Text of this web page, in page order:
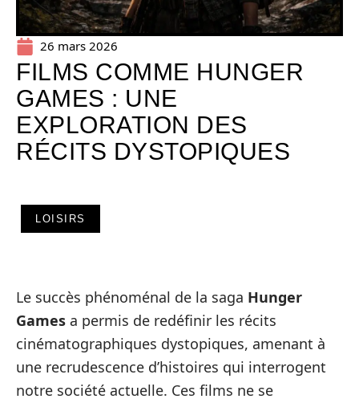
26 mars 2026
FILMS COMME HUNGER
GAMES : UNE
EXPLORATION DES
RÉCITS DYSTOPIQUES
LOISIRS
Le succès phénoménal de la saga Hunger
Games a permis de redéfinir les récits
cinématographiques dystopiques, amenant à
une recrudescence d’histoires qui interrogent
notre société actuelle. Ces films ne se